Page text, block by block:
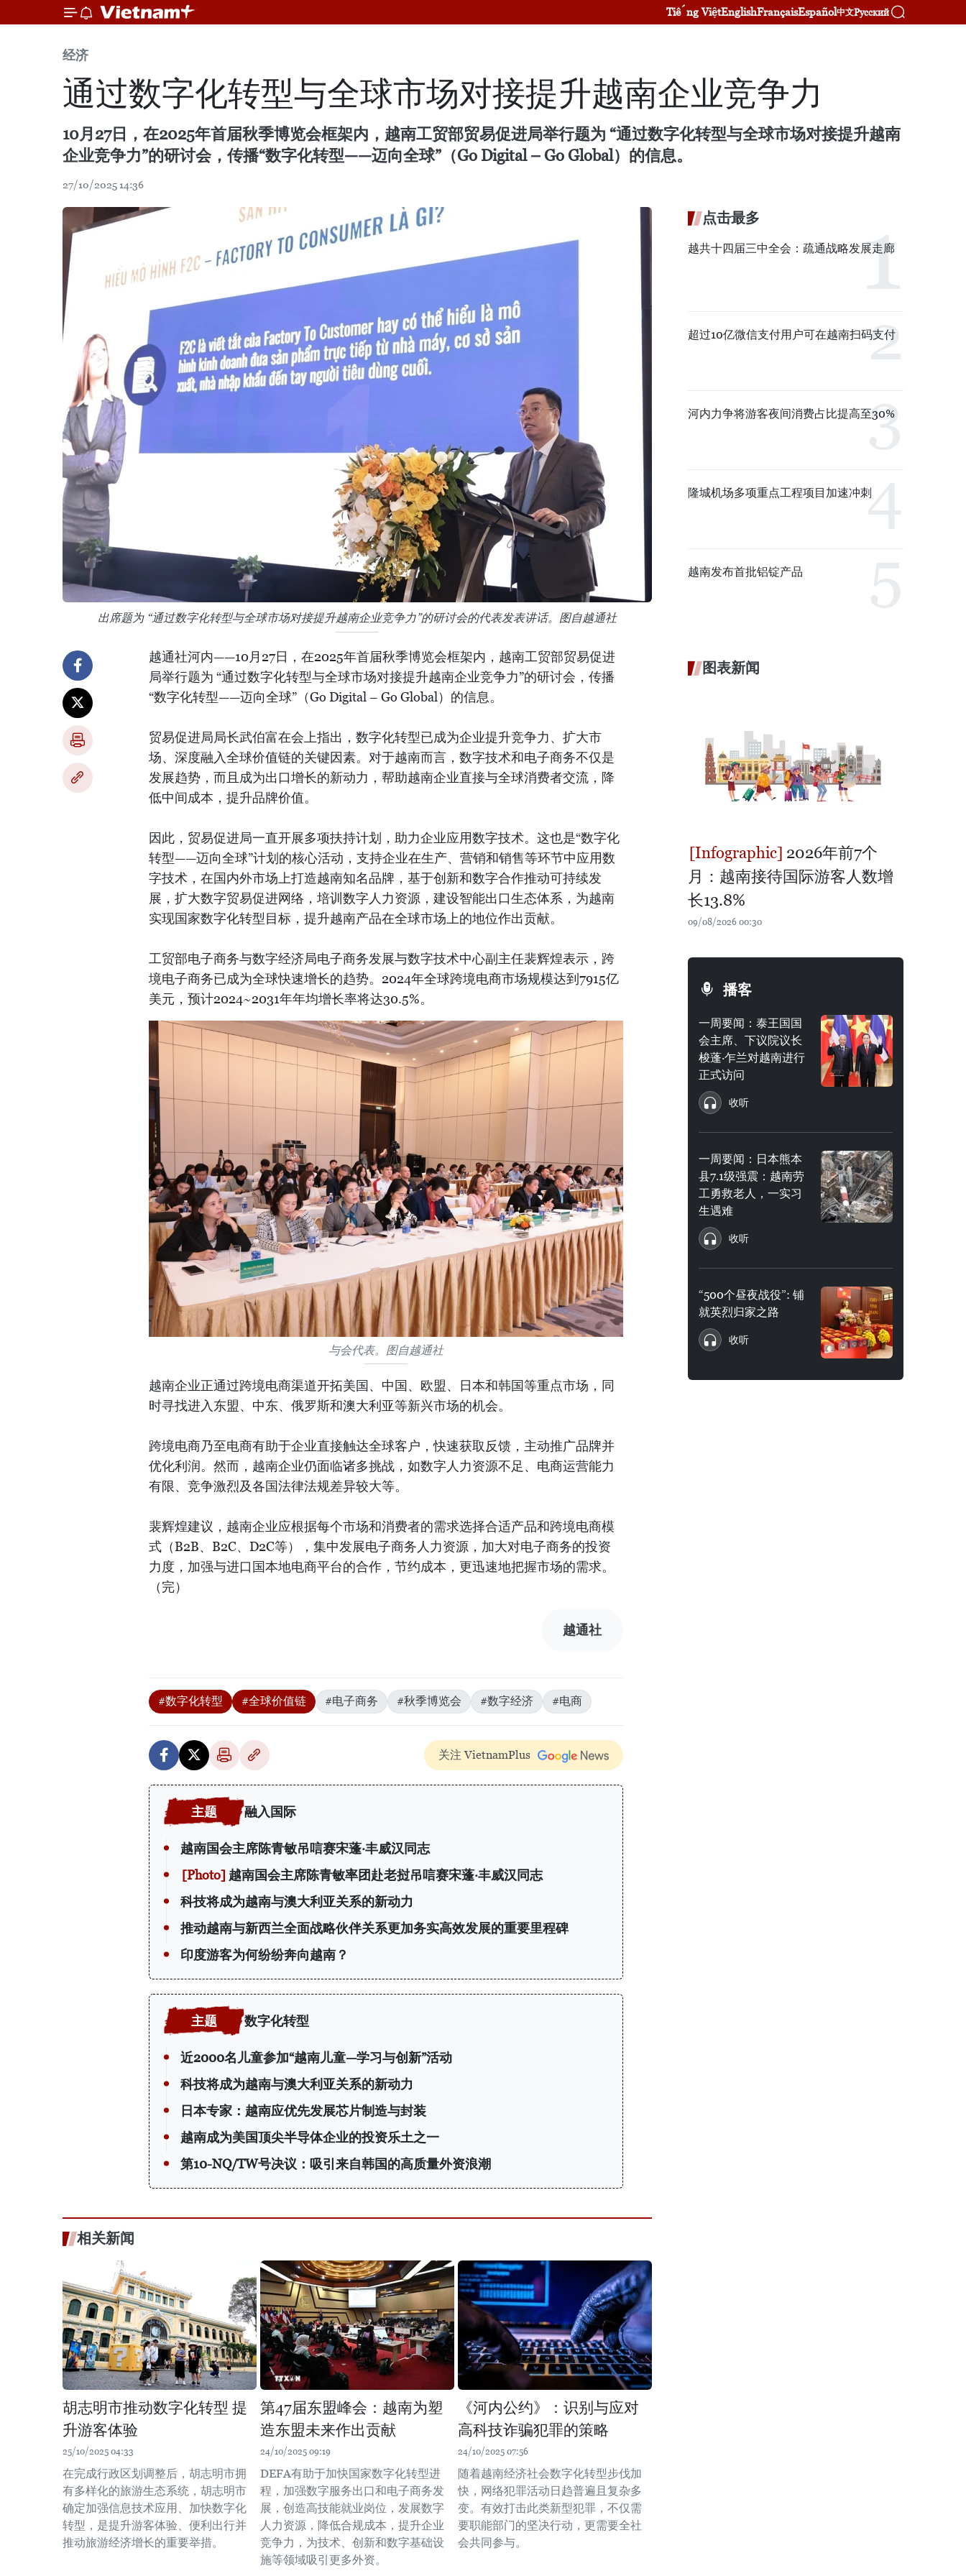
Tiếng ViệtEnglishFrançaisEspañol中文Русский
经济
通过数字化转型与全球市场对接提升越南企业竞争力
10月27日，在2025年首届秋季博览会框架内，越南工贸部贸易促进局举行题为 “通过数字化转型与全球市场对接提升越南
企业竞争力”的研讨会，传播“数字化转型——迈向全球”（Go Digital – Go Global）的信息。
27/10/2025 14:36
出席题为 “通过数字化转型与全球市场对接提升越南企业竞争力”的研讨会的代表发表讲话。图自越通社
越通社河内——10月27日，在2025年首届秋季博览会框架内，越南工贸部贸易促进
局举行题为 “通过数字化转型与全球市场对接提升越南企业竞争力”的研讨会，传播
“数字化转型——迈向全球”（Go Digital – Go Global）的信息。
贸易促进局局长武伯富在会上指出，数字化转型已成为企业提升竞争力、扩大市
场、深度融入全球价值链的关键因素。对于越南而言，数字技术和电子商务不仅是
发展趋势，而且成为出口增长的新动力，帮助越南企业直接与全球消费者交流，降
低中间成本，提升品牌价值。
因此，贸易促进局一直开展多项扶持计划，助力企业应用数字技术。这也是“数字化
转型——迈向全球”计划的核心活动，支持企业在生产、营销和销售等环节中应用数
字技术，在国内外市场上打造越南知名品牌，基于创新和数字合作推动可持续发
展，扩大数字贸易促进网络，培训数字人力资源，建设智能出口生态体系，为越南
实现国家数字化转型目标，提升越南产品在全球市场上的地位作出贡献。
工贸部电子商务与数字经济局电子商务发展与数字技术中心副主任裴辉煌表示，跨
境电子商务已成为全球快速增长的趋势。2024年全球跨境电商市场规模达到7915亿
美元，预计2024~2031年年均增长率将达30.5%。
与会代表。图自越通社
越南企业正通过跨境电商渠道开拓美国、中国、欧盟、日本和韩国等重点市场，同
时寻找进入东盟、中东、俄罗斯和澳大利亚等新兴市场的机会。
跨境电商乃至电商有助于企业直接触达全球客户，快速获取反馈，主动推广品牌并
优化利润。然而，越南企业仍面临诸多挑战，如数字人力资源不足、电商运营能力
有限、竞争激烈及各国法律法规差异较大等。
裴辉煌建议，越南企业应根据每个市场和消费者的需求选择合适产品和跨境电商模
式（B2B、B2C、D2C等），集中发展电子商务人力资源，加大对电子商务的投资
力度，加强与进口国本地电商平台的合作，节约成本，更迅速地把握市场的需求。
（完）
越通社
#数字化转型 #全球价值链 #电子商务 #秋季博览会 #数字经济 #电商
关注 VietnamPlus
融入国际
越南国会主席陈青敏吊唁赛宋蓬·丰威汉同志
越南国会主席陈青敏率团赴老挝吊唁赛宋蓬·丰威汉同志
科技将成为越南与澳大利亚关系的新动力
推动越南与新西兰全面战略伙伴关系更加务实高效发展的重要里程碑
印度游客为何纷纷奔向越南？
数字化转型
近2000名儿童参加“越南儿童—学习与创新”活动
科技将成为越南与澳大利亚关系的新动力
日本专家：越南应优先发展芯片制造与封装
越南成为美国顶尖半导体企业的投资乐土之一
第10-NQ/TW号决议：吸引来自韩国的高质量外资浪潮
相关新闻
胡志明市推动数字化转型 提
升游客体验
25/10/2025 04:33
在完成行政区划调整后，胡志明市拥
有多样化的旅游生态系统，胡志明市
确定加强信息技术应用、加快数字化
转型，是提升游客体验、便利出行并
推动旅游经济增长的重要举措。
第47届东盟峰会：越南为塑
造东盟未来作出贡献
24/10/2025 09:19
DEFA有助于加快国家数字化转型进
程，加强数字服务出口和电子商务发
展，创造高技能就业岗位，发展数字
人力资源，降低合规成本，提升企业
竞争力，为技术、创新和数字基础设
施等领域吸引更多外资。
《河内公约》：识别与应对
高科技诈骗犯罪的策略
24/10/2025 07:56
随着越南经济社会数字化转型步伐加
快，网络犯罪活动日趋普遍且复杂多
变。有效打击此类新型犯罪，不仅需
要职能部门的坚决行动，更需要全社
会共同参与。
点击最多
越共十四届三中全会：疏通战略发展走廊
超过10亿微信支付用户可在越南扫码支付
河内力争将游客夜间消费占比提高至30%
隆城机场多项重点工程项目加速冲刺
越南发布首批铝锭产品
图表新闻
2026年前7个
月：越南接待国际游客人数增
长13.8%
09/08/2026 00:30
播客
一周要闻：泰王国国
会主席、下议院议长
梭蓬·乍兰对越南进行
正式访问
收听
一周要闻：日本熊本
县7.1级强震：越南劳
工勇救老人，一实习
生遇难
收听
“500个昼夜战役”: 铺
就英烈归家之路
收听